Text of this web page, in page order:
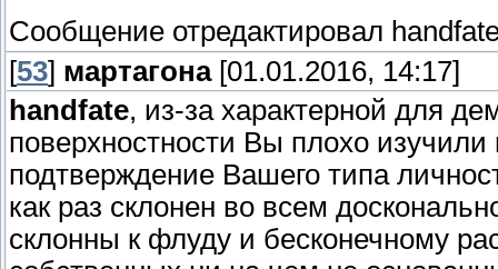
Сообщение отредактировал
[53] мартагона[01.01.2016, 14:17]
handfate, из-за характерной для
поверхностности Вы плохо
подтверждение Вашего типа
как раз склонен во всем
склонны к флуду и бесконечному